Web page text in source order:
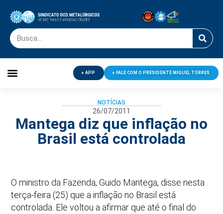
APP FALE COM O PRESIDENTE MIGUEL TORRES
NOTÍCIAS
26/07/2011
Mantega diz que inflação no
Brasil está controlada
O ministro da Fazenda, Guido Mantega, disse nesta
terça-feira (25) que a inflação no Brasil está
controlada. Ele voltou a afirmar que até o final do